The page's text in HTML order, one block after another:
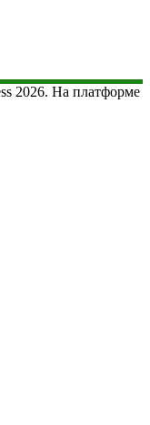
2026. На платформе